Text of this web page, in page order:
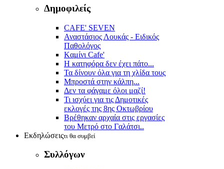
Δημοφιλείς
CAFE' SEVEN
Αναστάσιος Λουκάς - Ειδικός
Παθολόγος
Kαμίνι Cafe'
Η κατηφόρα δεν έχει πάτο...
Τα δίνουν όλα για τη χλίδα τους
Μπροστά στην κάλπη...
Δεν τα φάγαμε όλοι μαζί!
Τι ισχύει για τις Δημοτικές
εκλογές της 8ης Οκτωβρίου
Βρέθηκαν αρχαία στις εργασίες
του Μετρό στο Γαλάτσι..
Εκδηλώσειςτι θα συμβεί
Συλλόγων